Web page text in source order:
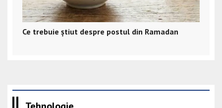
Ce trebuie știut despre postul din Ramadan